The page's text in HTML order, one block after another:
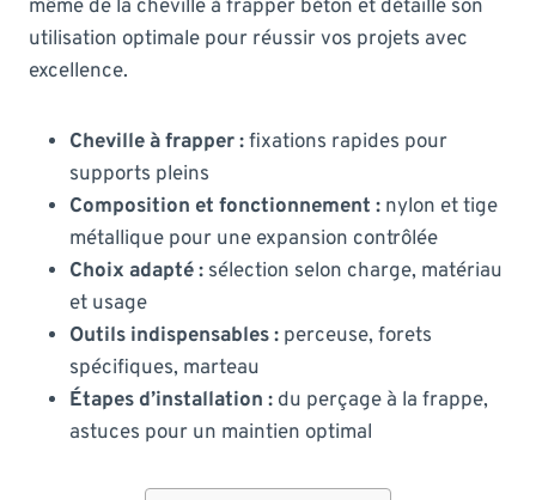
même de la cheville à frapper béton et détaille son
utilisation optimale pour réussir vos projets avec
excellence.
Cheville à frapper :fixations rapides pour
supports pleins
Composition et fonctionnement : nylon et tige
métallique pour une expansion contrôlée
Choix adapté : sélection selon charge, matériau
et usage
Outils indispensables : perceuse, forets
spécifiques, marteau
Étapes d’installation : du perçage à la frappe,
astuces pour un maintien optimal